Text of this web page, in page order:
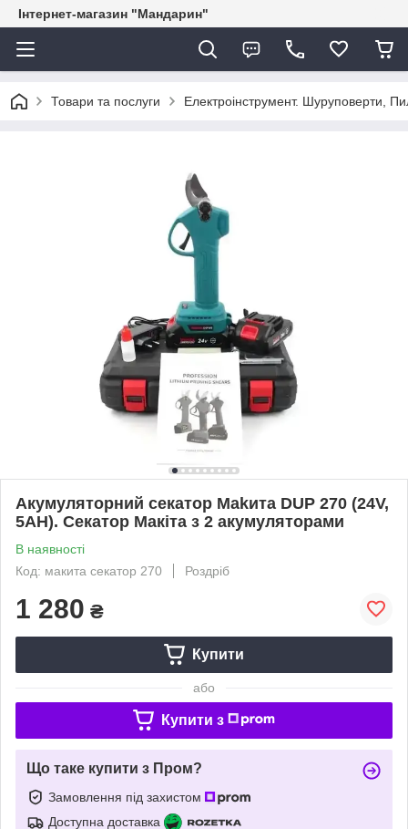
Інтернет-магазин "Мандарин"
Товари та послуги Електроінструмент. Шуруповерти,
Акумуляторний секатор Makита DUP 270 (24V,
5AH). Секатор Макіта з 2 акумуляторами
В наявності
Код: макита секатор 270
Роздріб
1 280 ₴
Купити
або
Купити з
Що таке купити з Пром?
Замовлення під захистом
Доступна доставка